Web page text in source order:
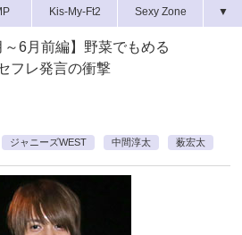
Kis-My-Ft2 Sexy Zone ▼
～6月前編】野菜でもめる
フレ発言の衝撃
ジャニーズWEST 中間淳太 薮宏太